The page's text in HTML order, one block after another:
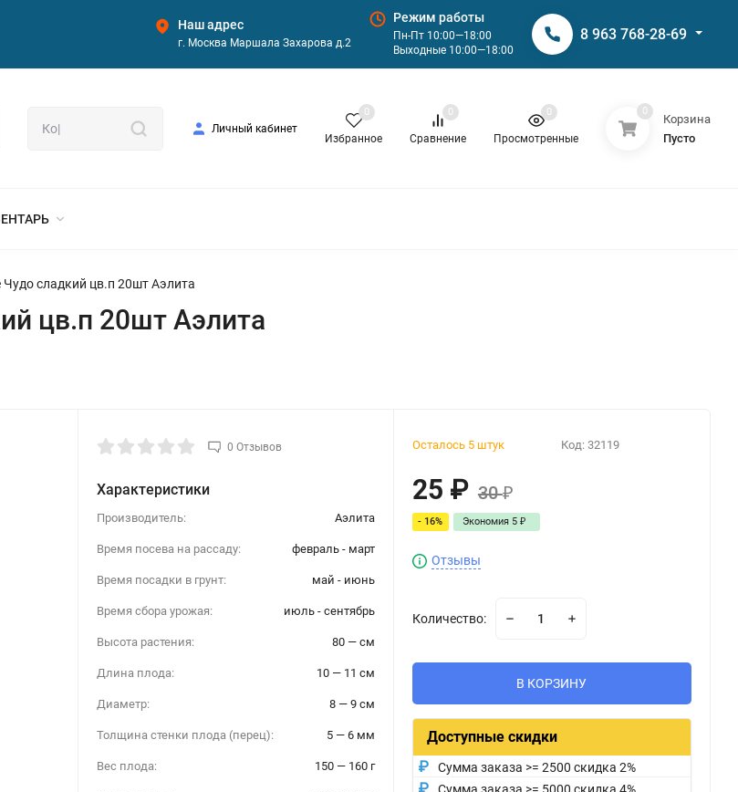
Наш адрес
г. Москва Маршала Захарова д.2
Режим работы
Пн-Пт 10:00—18:00
Выходные 10:00—18:00
8 963 768-28-69
Личный кабинет
Избранное
0
Сравнение
0
Просмотренные
0 0
Корзина
Пусто
сладкий цв.п 20шт Аэлита
цв.п 20шт Аэлита
0 Отзывов
Характеристики
Производитель: Аэлита
Время посева на рассаду: февраль - март
Время посадки в грунт: май - июнь
Время сбора урожая: июль - сентябрь
Высота растения: 80 — см
Длина плода: 10 — 11 см
Диаметр: 8 — 9 см
Толщина стенки плода (перец): 5 — 6 мм
Вес плода: 150 — 160 г
Осталось 5 штук Код: 32119
25 ₽ 30₽
- 16% Экономия 5 ₽
Отзывы
Количество:
В КОРЗИНУ
Доступные скидки
Сумма заказа >= 2500 скидка 2%